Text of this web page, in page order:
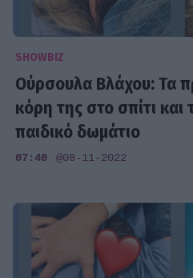
SHOWBIZ
Ούρσουλα Βλάχου: Τα
κόρη της στο σπίτι και
παιδικό δωμάτιο
07:40 @08-11-2022